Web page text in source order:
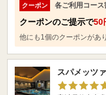
クーポン 各ご利用コース
クーポンのご提示で50
他にも1個のクーポンがあ
スパメッツ